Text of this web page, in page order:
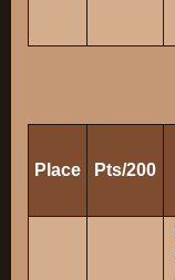
Place Pts/200